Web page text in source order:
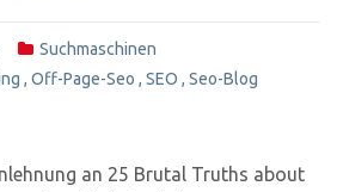
Suchmaschinen
, Off-Page-Seo , SEO , Seo-Blog
an 25 Brutal Truths about